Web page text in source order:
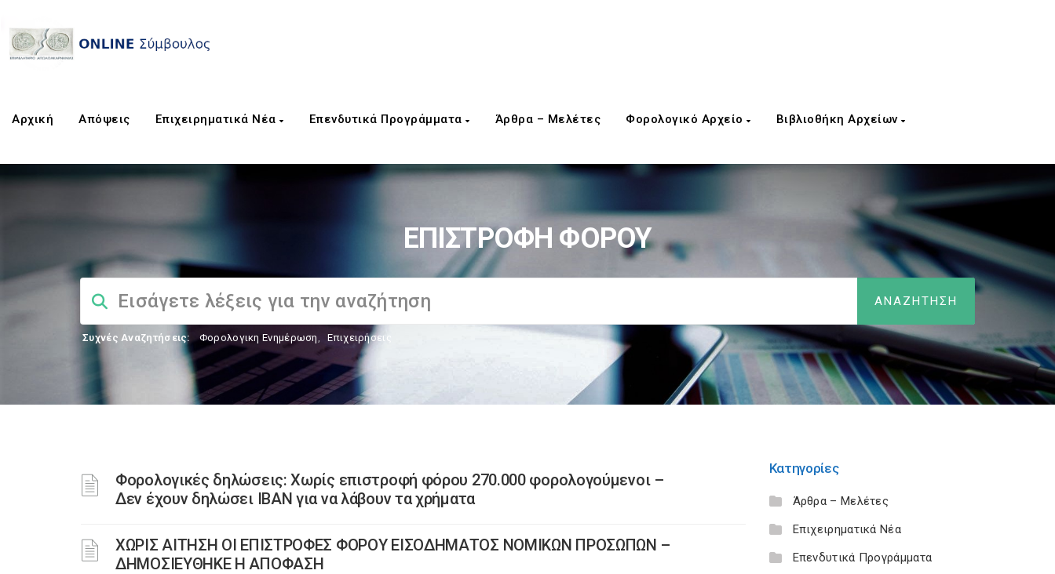
Αρχική Απόψεις Επιχειρηματικά Νέα Επενδυτικά Προγράμματα Άρθρα – Μελέτες Φορολογικό Αρχείο Βιβλιοθήκη Αρχείων
ΕΠΙΣΤΡΟΦΗ ΦΟΡΟΥ
Συχνές Αναζητήσεις: Φορολογικη Ενημέρωση, Επιχειρήσεις
Φορολογικές δηλώσεις: Χωρίς επιστροφή φόρου 270.000 φορολογούμενοι –
Δεν έχουν δηλώσει ΙΒΑΝ για να λάβουν τα χρήματα
ΧΩΡΙΣ ΑΙΤΗΣΗ ΟΙ ΕΠΙΣΤΡΟΦΕΣ ΦΟΡΟΥ ΕΙΣΟΔΗΜΑΤΟΣ ΝΟΜΙΚΩΝ ΠΡΟΣΩΠΩΝ –
ΔΗΜΟΣΙΕΥΘΗΚΕ Η ΑΠΟΦΑΣΗ
Κατηγορίες
Άρθρα – Μελέτες
Επιχειρηματικά Νέα
Επενδυτικά Προγράμματα